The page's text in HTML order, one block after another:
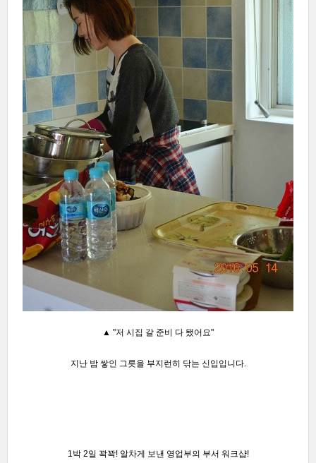
▲ "저 시집 갈 준비 다 됐어요"
지난 밤 쌓인 그릇을 부지런히 닦는 신입입니다.
1박 2일 꽉꽉! 알차게 보낸 영업부의 부서 워크샵!